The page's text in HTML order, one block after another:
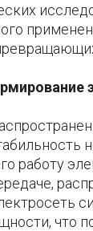
работу
что